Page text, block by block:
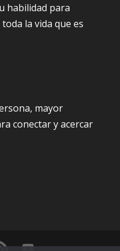
habilidad para
la vida que es
mayor
conectar y acercar